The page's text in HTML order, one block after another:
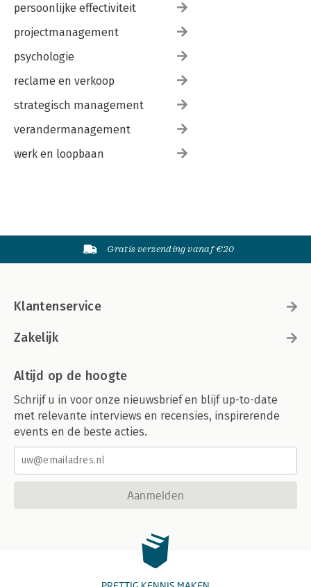
persoonlijke effectiviteit
projectmanagement
psychologie
reclame en verkoop
strategisch management
verandermanagement
werk en loopbaan
Gratis verzending vanaf €20
Klantenservice
Zakelijk
Altijd op de hoogte
Schrijf u in voor onze nieuwsbrief en blijf up-to-date
met relevante interviews en recensies, inspirerende
events en de beste acties.
Aanmelden